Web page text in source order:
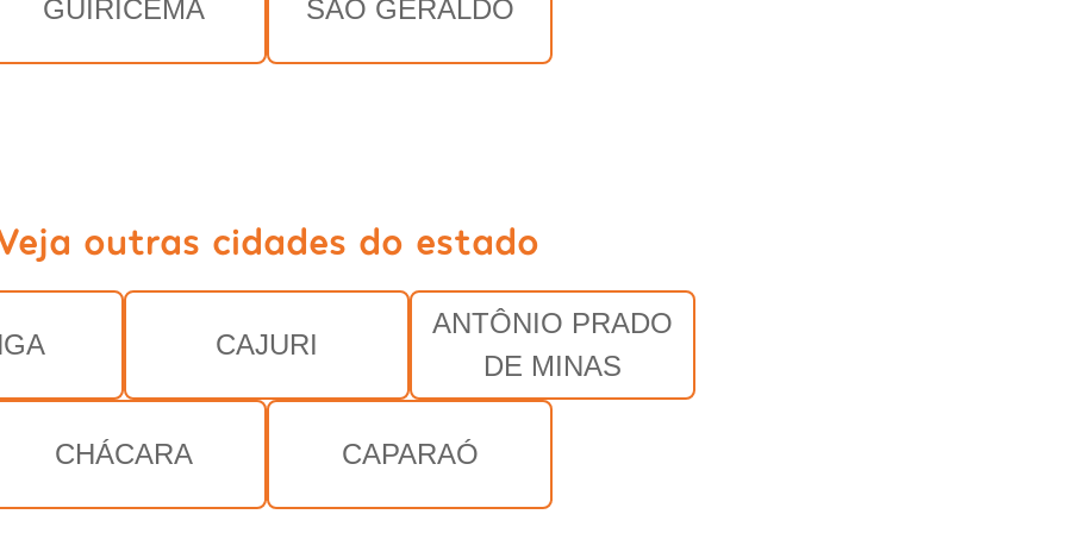
GUIRICEMA SÃO GERALDO
outras cidades do estado
CAJURI
ANTÔNIO PRADO
DE MINAS
CHÁCARA CAPARAÓ